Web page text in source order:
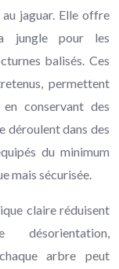
au jaguar. Elle offre
jungle pour les
balisés. Ces
permettent
conservant des
déroulent dans des
du minimum
mais sécurisée.
claire réduisent
arbre peut